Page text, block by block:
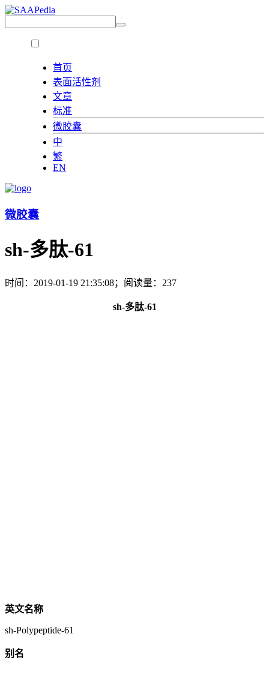
首页
表面活性剂
文章
标准
微胶囊
中
繁
EN
微胶囊
sh-多肽-61
时间：2019-01-19 21:35:08；阅读量：237
sh-多肽-61
英文名称
sh-Polypeptide-61
别名